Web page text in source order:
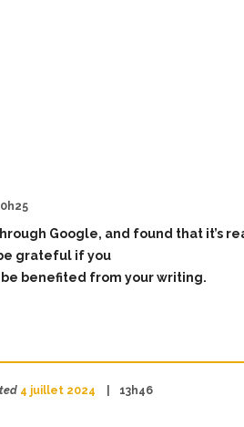
Google, and found that it’s
grateful if you
benefited from your writing.
4 juillet 2024 13h46